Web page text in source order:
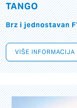
TANGO
Brz i jednostavan
VIŠE INFORMACIJA